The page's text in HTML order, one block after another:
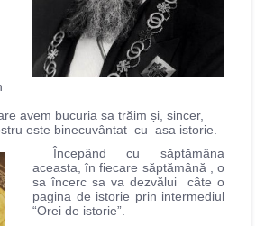
avem bucuria sa trăim și, sincer,
este binecuvântat cu asa istorie.
Începând cu săptămâna
aceasta, în fiecare săptămână , o
sa încerc sa va dezvălui câte o
pagina de istorie prin intermediul
“Orei de istorie”.